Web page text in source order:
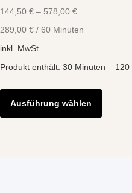
144,50 € – 578,00 €
289,00 € / 60 Minuten
inkl. MwSt.
Produkt enthält: 30 Minuten – 120
Ausführung wählen
weist